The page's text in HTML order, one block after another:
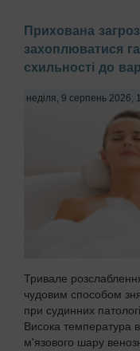
Прихована
захоплюватися
схильності до
неділя, 9 серпень 2026,
Тривале
чудовим способом
при судинних
Висока температура
м'язового шару